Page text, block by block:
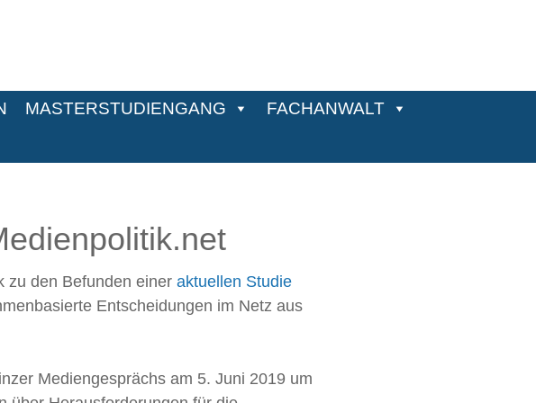
MASTERSTUDIENGANG
FACHANWALT
zu den Befunden einer aktuellen Studie
Entscheidungen im Netz aus
Mediengesprächs am 5. Juni 2019 um